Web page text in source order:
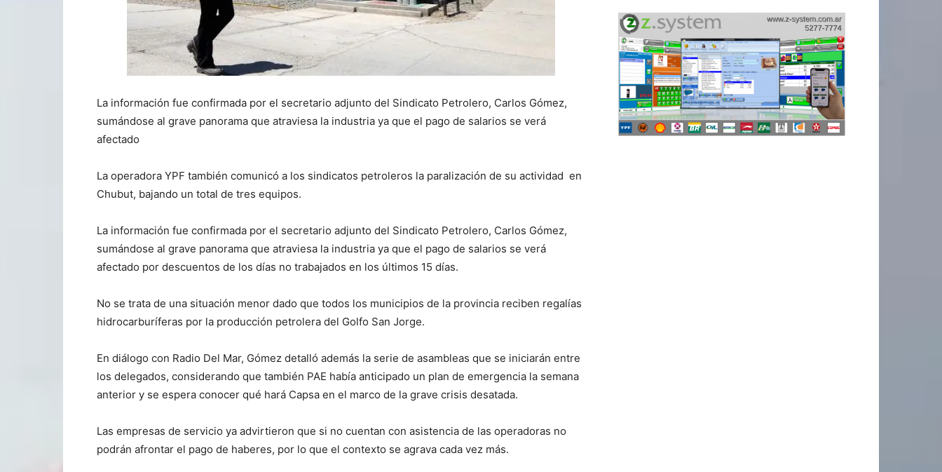
La información fue confirmada por el secretario adjunto del Sindicato Petrolero, Carlos Gómez,
sumándose al grave panorama que atraviesa la industria ya que el pago de salarios se verá
afectado
La operadora YPF también comunicó a los sindicatos petroleros la paralización de su actividad en
Chubut, bajando un total de tres equipos.
La información fue confirmada por el secretario adjunto del Sindicato Petrolero, Carlos Gómez,
sumándose al grave panorama que atraviesa la industria ya que el pago de salarios se verá
afectado por descuentos de los días no trabajados en los últimos 15 días.
No se trata de una situación menor dado que todos los municipios de la provincia reciben regalías
hidrocarburíferas por la producción petrolera del Golfo San Jorge.
En diálogo con Radio Del Mar, Gómez detalló además la serie de asambleas que se iniciarán entre
los delegados, considerando que también PAE había anticipado un plan de emergencia la semana
anterior y se espera conocer qué hará Capsa en el marco de la grave crisis desatada.
Las empresas de servicio ya advirtieron que si no cuentan con asistencia de las operadoras no
podrán afrontar el pago de haberes, por lo que el contexto se agrava cada vez más.